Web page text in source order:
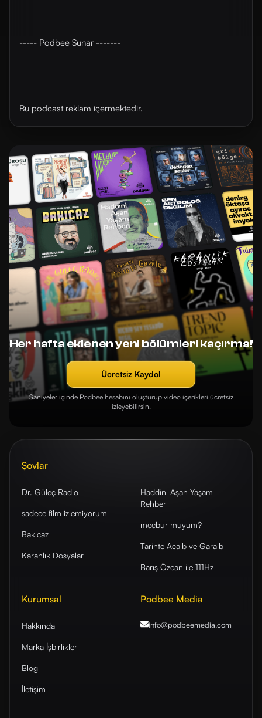
----- Podbee Sunar -------
Bu podcast reklam içermektedir.
Her hafta eklenen yeni bölümleri kaçırma!
Ücretsiz Kaydol
Saniyeler içinde Podbee hesabını oluşturup video içerikleri ücretsiz
izleyebilirsin.
Şovlar
Dr. Güleç Radio
sadece film izlemiyorum
Bakıcaz
Karanlık Dosyalar
Haddini Aşan Yaşam
Rehberi
mecbur muyum?
Tarihte Acaib ve Garaib
Barış Özcan ile 111Hz
Kurumsal
Hakkında
Marka İşbirlikleri
Blog
İletişim
Podbee Media
info@podbeemedia.com